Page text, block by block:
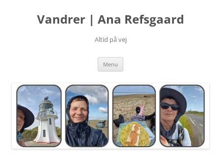
Vandrer | Ana Refsgaard
Altid på vej
Menu